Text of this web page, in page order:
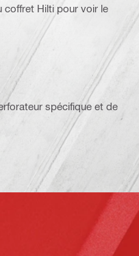
coffret Hilti pour voir le
spécifique et de